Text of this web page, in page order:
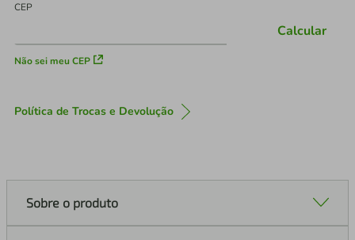
CEP
Não sei meu CEP
Calcular
Política de Trocas e Devolução
Sobre o produto